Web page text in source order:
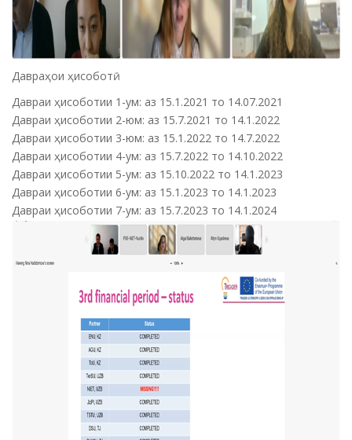
Давраҳои ҳисоботӣ
Давраи ҳисоботии 1-ум: аз 15.1.2021 то 14.07.2021
Давраи ҳисоботии 2-юм: аз 15.7.2021 то 14.1.2022
Давраи ҳисоботии 3-юм: аз 15.1.2022 то 14.7.2022
Давраи ҳисоботии 4-ум: аз 15.7.2022 то 14.10.2022
Давраи ҳисоботии 5-ум: аз 15.10.2022 то 14.1.2023
Давраи ҳисоботии 6-ум: аз 15.1.2023 то 14.1.2023
Давраи ҳисоботии 7-ум: аз 15.7.2023 то 14.1.2024